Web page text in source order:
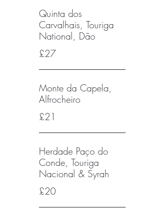
Quinta dos
Carvalhais, Touriga
National, Dão
£27
Monte da Capela,
Alfrocheiro
£21
Herdade Paço do
Conde, Touriga
Nacional & Syrah
£20